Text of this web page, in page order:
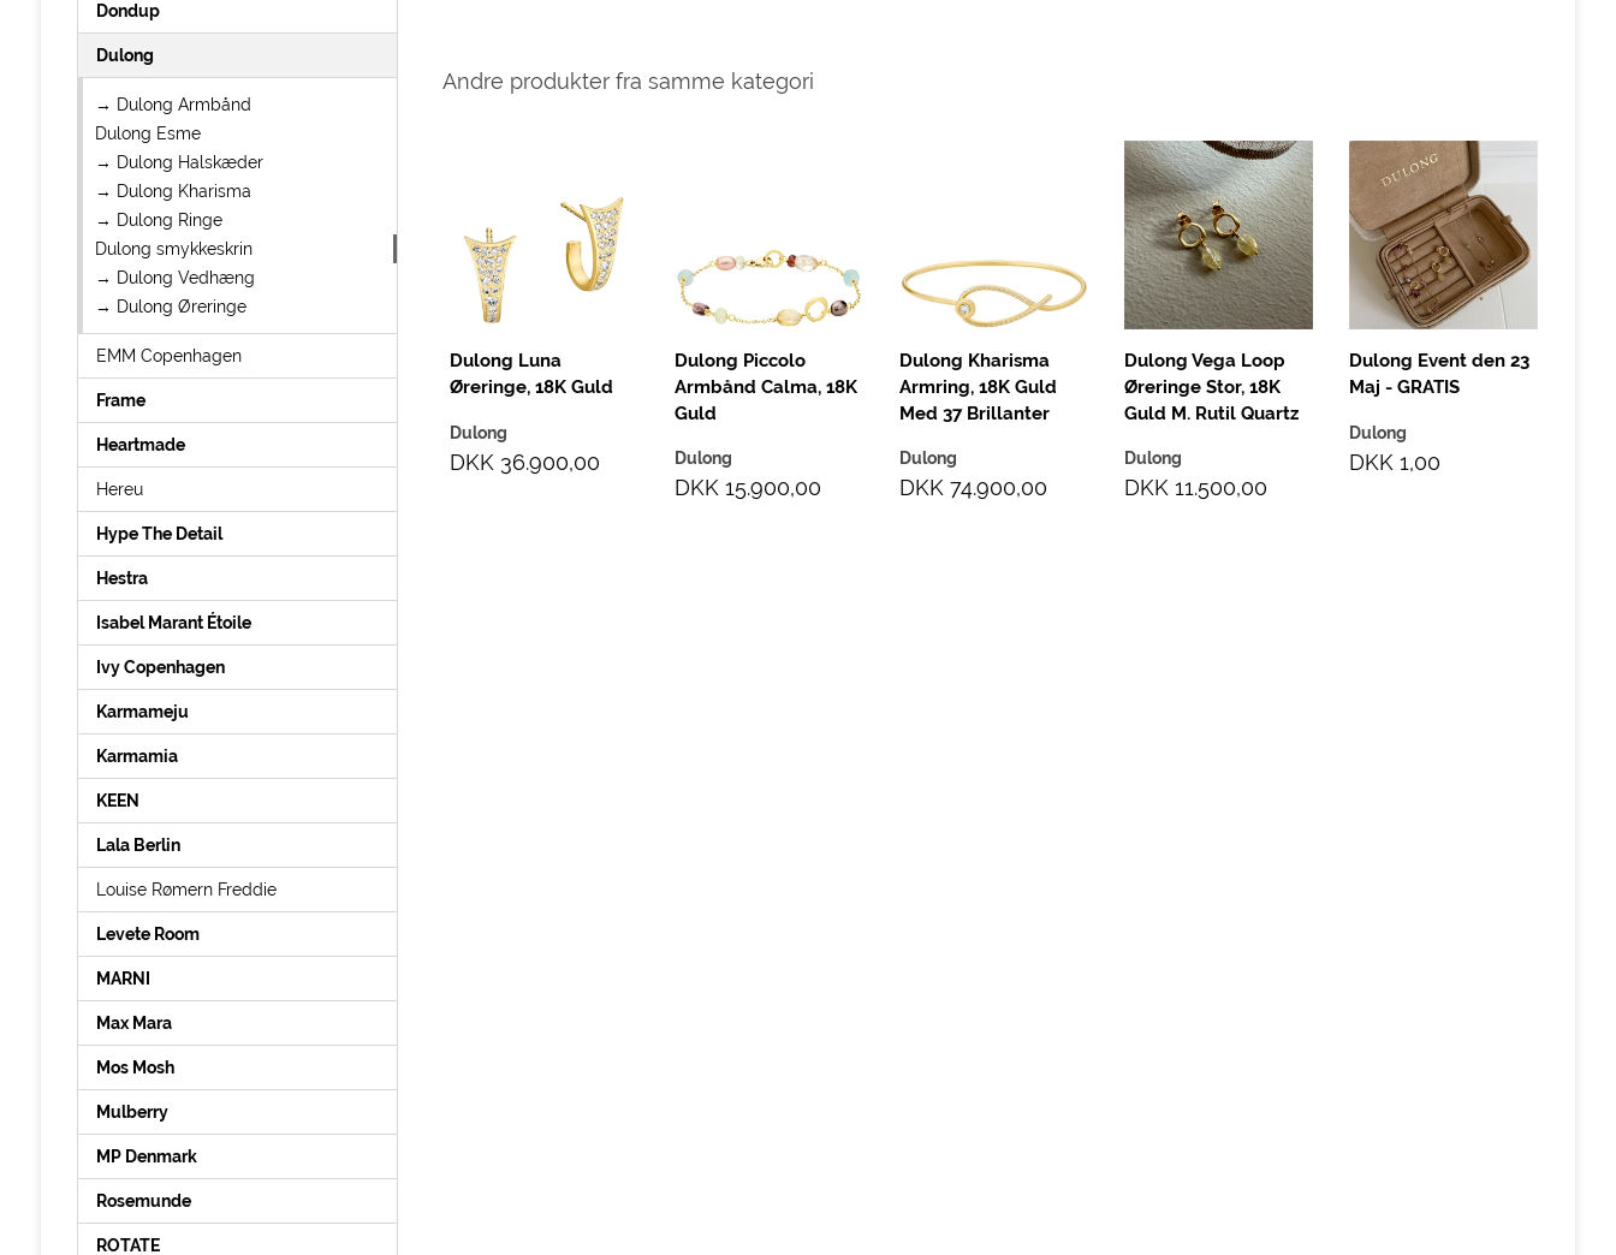
Dondup
Dulong
→ Dulong Armbånd
Dulong Esme
→ Dulong Halskæder
→ Dulong Kharisma
→ Dulong Ringe
Dulong smykkeskrin
→ Dulong Vedhæng
→ Dulong Øreringe
EMM Copenhagen
Frame
Heartmade
Hereu
Hype The Detail
Hestra
Isabel Marant Étoile
Ivy Copenhagen
Karmameju
Karmamia
KEEN
Lala Berlin
Louise Rømern Freddie
Levete Room
MARNI
Max Mara
Mos Mosh
Mulberry
MP Denmark
Rosemunde
ROTATE
Andre produkter fra samme kategori
Dulong Heart
Halskæde, Sølv
DKK 900,00
Dulong Piccolo
Moonlight Armbånd,
Dulong
DKK 8.900,00
Dulong Luna
Øreringe, 18K Guld
Dulong
DKK 36.900,00
Dulong Piccolo
Armbånd Calma, 18K
Guld
Dulong
DKK 15.900,00
Dulong Kharisma
Armring, 18K Guld
Med 37 Brillanter
Dulong
DKK 74.900,00
Dulong Vega Loop
Øreringe Stor, 18K
Guld M. Rutil Quartz
Dulong
DKK 11.500,00
Dulong Event den 23
Maj - GRATIS
Dulong
DKK 1,00